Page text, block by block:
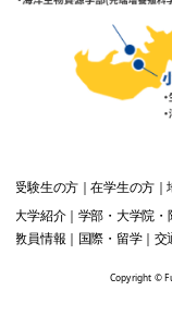
受験生の方 在学生の方
大学紹介
学部・大学院・
教員情報
国際・留学 交
Copyright ©